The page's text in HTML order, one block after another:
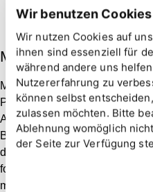
Metallurgie
Metallurgieanlagen haben bei
Prozessen einen besonderen
Ausrüstungen. So benötigen
Beizanlagen
die Industrie befindet sich im
fossiler Brennstoffe zur
mehrere unserer Kunden die
Wir benutzen Cookies
Wir nutzen Cookies auf
ihnen sind essenziell für
während andere uns
Nutzererfahrung zu
können selbst
zulassen möchten. Bitte
Ablehnung womöglich
der Seite zur Verfügung